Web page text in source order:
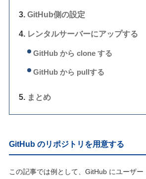
GitHub側の設定
レンタルサーバーにアップする
GitHub から clone する
GitHub から pullする
まとめ
GitHub のリポジトリを用意する
この記事では例として、GitHub にユーザ